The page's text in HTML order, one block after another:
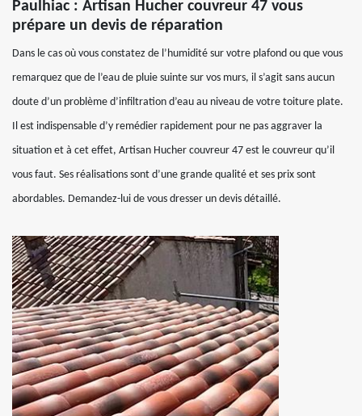
Paulhiac : Artisan Hucher couvreur 47 vous
prépare un devis de réparation
Dans le cas où vous constatez de l’humidité sur votre plafond ou que vous
remarquez que de l’eau de pluie suinte sur vos murs, il s’agit sans aucun
doute d’un problème d’infiltration d’eau au niveau de votre toiture plate.
Il est indispensable d’y remédier rapidement pour ne pas aggraver la
situation et à cet effet, Artisan Hucher couvreur 47 est le couvreur qu’il
vous faut. Ses réalisations sont d’une grande qualité et ses prix sont
abordables. Demandez-lui de vous dresser un devis détaillé.